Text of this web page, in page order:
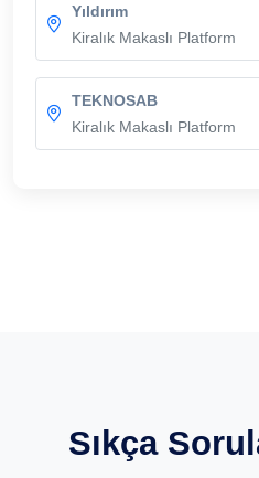
Yıldırım
Kiralık Makaslı Platform
TEKNOSAB
Kiralık Makaslı Platform
Sıkça